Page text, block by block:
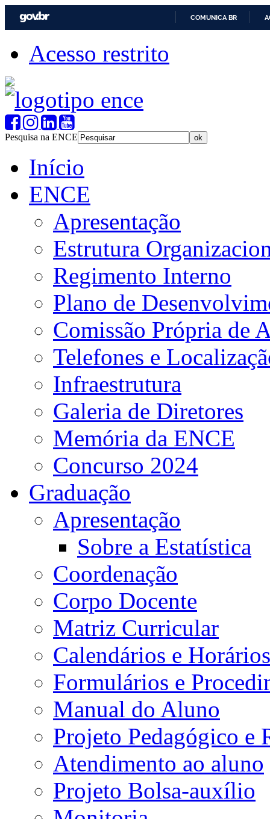
COMUNICA BR
Acesso restrito
Pesquisa na ENCE
Início
ENCE
Apresentação
Estrutura
Regimento Interno
Plano de
Comissão Própria de
Telefones e
Infraestrutura
Galeria de Diretores
Memória da ENCE
Concurso 2024
Graduação
Apresentação
Sobre a Estatística
Coordenação
Corpo Docente
Matriz Curricular
Calendários e Horários
Formulários e
Manual do Aluno
Projeto Pedagógico e
Atendimento ao aluno
Projeto Bolsa-auxílio